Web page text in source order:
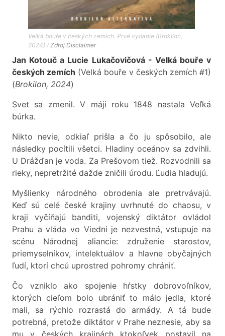
Velká bouře v českých zemích. Prvé vydanie (Brokilon,
2024) /Zdroj Disclaimer
Jan Kotouč a Lucie Lukačovičová - Velká bouře v
českých zemích (Velká bouře v českých zemích #1)
(Brokilon, 2024)
Svet sa zmenil. V máji roku 1848 nastala Veľká
búrka.
Nikto nevie, odkiaľ prišla a čo ju spôsobilo, ale
následky pocítili všetci. Hladiny oceánov sa zdvihli.
U Drážďan je voda. Za Prešovom tiež. Rozvodnili sa
rieky, nepretržité dažde zničili úrodu. Ľudia hladujú.
Myšlienky národného obrodenia ale pretrvávajú.
Keď sú celé české krajiny uvrhnuté do chaosu, v
kraji vyčíňajú banditi, vojenský diktátor ovládol
Prahu a vláda vo Viedni je nezvestná, vstupuje na
scénu Národnej aliancie: združenie starostov,
priemyselníkov, intelektuálov a hlavne obyčajných
ľudí, ktorí chcú uprostred pohromy chrániť.
Čo vzniklo ako spojenie hŕstky dobrovoľníkov,
ktorých cieľom bolo ubrániť to málo jedla, ktoré
mali, sa rýchlo rozrastá do armády. A tá bude
potrebná, pretože diktátor v Prahe neznesie, aby sa